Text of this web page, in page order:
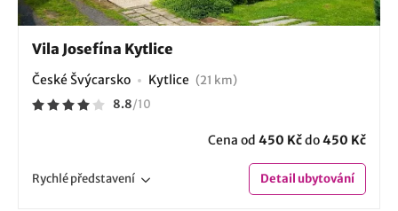
Vila Josefína Kytlice
České Švýcarsko Kytlice (21 km)
8.8/10
Cena od 450 Kčdo450 Kč
Rychlépředstavení Detailubytování